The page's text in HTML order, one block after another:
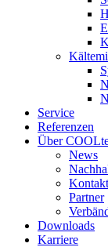
Service
Referenzen
Über
News
Partner
Downloads
Karriere